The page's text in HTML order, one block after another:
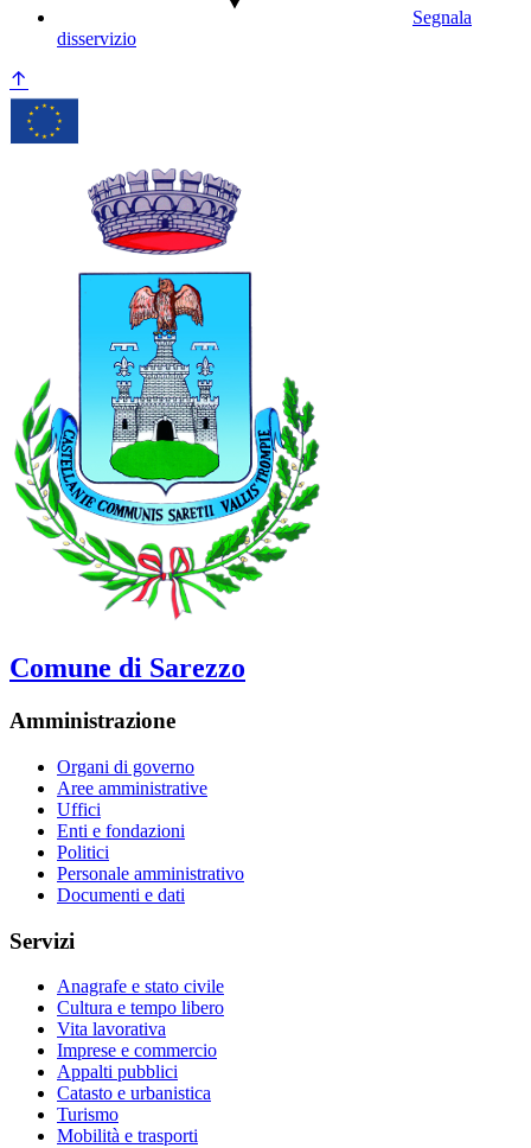
Segnala
disservizio
Comune di Sarezzo
Amministrazione
Organi di governo
Aree amministrative
Uffici
Enti e fondazioni
Politici
Personale amministrativo
Documenti e dati
Servizi
Anagrafe e stato civile
Cultura e tempo libero
Vita lavorativa
Imprese e commercio
Appalti pubblici
Catasto e urbanistica
Turismo
Mobilità e trasporti